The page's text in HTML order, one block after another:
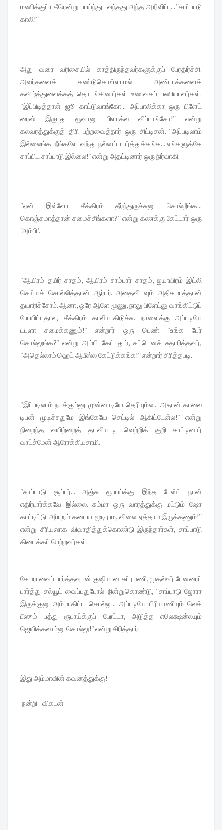
மணிக்குப் பகீரென்று பாய்ந்து வந்தது அந்த அறிவிப்பு... ''சாப்பாடு
காலி!''
அது வரை வரிசையில் காத்திருந்தவர்களுக்குப் பேரதிர்ச்சி.
அவர்களைக் கண்டுகொள்ளாமல் அண்டாக்களைக்
கவிழ்த்துவைக்கத் தொடங்கினார்கள் உணவகப் பணியாளர்கள்.
''இப்பிடித்தான் ஜூ காட்டுவாங்கோ... அப்பாலிக்கா ஒரு பிளேட்
ரைஸ் இருபது ரூவானு பிளாக்ல விப்பாங்கோ!'' என்று
கலவரத்துக்குத் திரி பற்றவைத்தார் ஒரு சிட்டிசன். ''அப்படிலாம்
இல்லைங்க. நீங்களே வந்து நல்லாப் பார்த்துக்கங்க... எங்களுக்கே
சாப்பிட சாப்பாடு இல்லை!'' என்று அதட்டினார் ஒரு நிர்வாகி.
''ஏன் இவ்ளோ சீக்கிரம் தீர்ந்துருச்சுனு சொல்றீங்க...
கொஞ்சமாத்தான் சமைச்சீங்களா?'' என்று கணக்கு கேட்டார் ஒரு
'அம்பி’.
''ஆயிரம் தயிர் சாதம், ஆயிரம் சாம்பார் சாதம், ஐயாயிரம் இட்லி
செய்யச் சொல்லித்தான் ஆர்டர். அதைவிடவும் அதிகமாத்தான்
தயாரிச்சோம். ஆனா, ஒரே ஆளே மூணு, நாலு பிளேட்னு வாங்கிட்டுப்
போயிட்டதால, சீக்கிரம் காலியாகிடுச்சு. நாளைக்கு அப்படியே
டபுளா சமைக்கணும்!'' என்றார் ஒரு பெண். ''உங்க பேர்
சொல்லுங்க?'' என்று அம்பி கேட்டதும், சட்டெனச் சுதாரித்தவர்,
''அதெல்லாம் ஹெட் ஆபீஸ்ல கேட்டுக்கங்க!'' என்றார் சிரித்தபடி.
''இப்படிலாம் நடக்கும்னு முன்னாடியே தெரியும்ல... அதான் காலை
டிபன் முடிச்சதுமே இங்கேயே செட்டில் ஆகிட்டேன்ல!'' என்று
நிறைந்த வயிற்றைத் தடவியபடி வெற்றிக் குறி காட்டினார்
வாட்ச்மேன் ஆரோக்கியசாமி.
''சாப்பாடு சூப்பர்... அஞ்சு ரூபாய்க்கு இந்த டேஸ்ட் நான்
எதிர்பார்க்கவே இல்லை. சும்மா ஒரு வாரத்துக்கு மட்டும் ஷோ
காட்டிட்டு அப்புறம் கடைய மூடிராம, விலை ஏத்தாம இருக்கணும்!''
என்று சீரியஸாக விவாதித்துக்கொண்டு இருந்தார்கள், சாப்பாடு
கிடைக்கப் பெற்றவர்கள்.
கேமராவைப் பார்த்தவுடன் குஷியான சுப்ரமணி, முதல்வர் பேனரைப்
பார்த்து சல்யூட் வைப்பதுபோல் நின்றுகொண்டு, ''சாப்பாடு ஜோரா
இருக்குனு அம்மாகிட்ட சொல்லு... அப்படியே பிரியாணியும் லெக்
பீஸும் பத்து ரூபாய்க்குப் போட்டா, அடுத்த எலெக்ஷன்லயும்
ஜெயிக்கலாம்னு சொல்லு!'' என்று சிரித்தார்.
இது அம்மாவின் கவனத்துக்கு!
நன்றி - விகடன்